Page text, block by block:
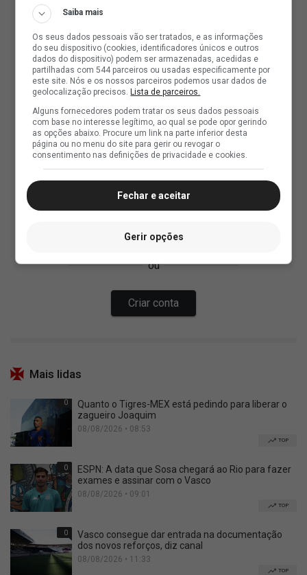
Mais lidas
0
Quanto o Tigres-MEX está pedindo para liberar o
zagueiro Joaquim
08/08/2026 • 08:53
TOP
0
ESPN: A data que Sosa chegará ao Rio para fazer
exames e assinar com o Vasco
08/08/2026 • 09:01
TOP
0
Vasco consegue dar entrada na documentação
dos novos reforços, diz canal
08/08/2026 • 11:33
TOP
Saiba mais
Os seus dados pessoais vão ser tratados, e as informações
do seu dispositivo (cookies, identificadores únicos e outros
dados do dispositivo) podem ser armazenadas, acedidas e
partilhadas com 544 parceiros ou usadas especificamente por
este site. Nós e os nossos parceiros podemos usar dados de
geolocalização precisos.Lista de parceiros.
Alguns fornecedores podem tratar os seus dados pessoais
com base no interesse legítimo, ao qual se pode opor gerindo
as opções abaixo. Procure um link na parte inferior desta
página ou no menu do site para gerir ou revogar o
consentimento nas definições de privacidade e cookies.
Fechar e aceitar
Gerir opções